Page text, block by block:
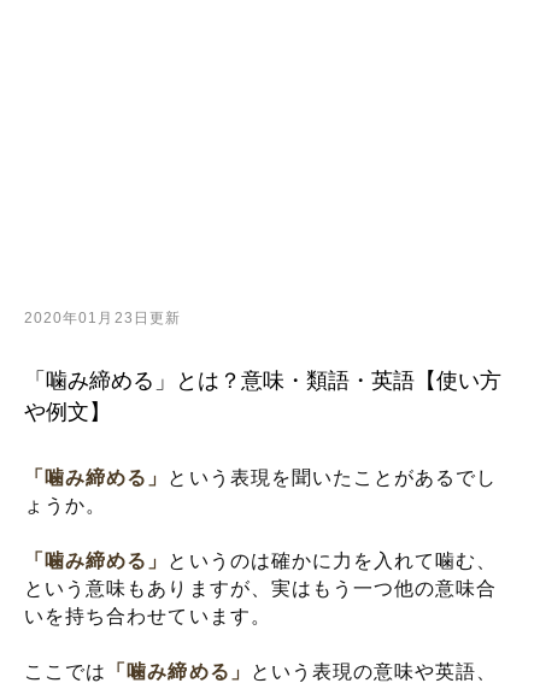
2020年01月23日更新
「噛み締める」とは？意味・類語・英語【使い方
や例文】
「噛み締める」 という表現を聞いたことがあるでし
ょうか。
「噛み締める」 というのは確かに力を入れて噛む、
という意味もありますが、実はもう一つ他の意味合
いを持ち合わせています。
ここでは 「噛み締める」
という表現の意味や英語、